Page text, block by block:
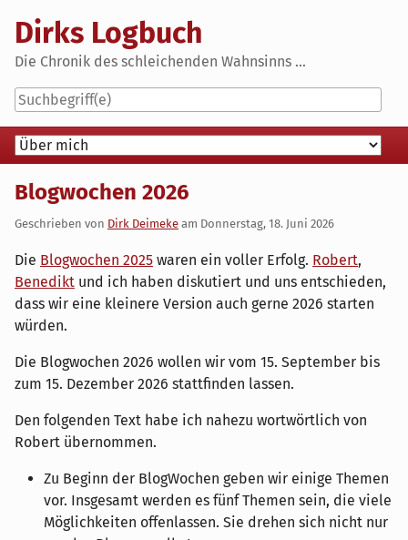
content
Dirks Logbuch
Die Chronik des schleichenden Wahnsinns ...
Navigation
Blogwochen 2026
Geschrieben von Dirk Deimeke am Donnerstag, 18. Juni 2026
Die Blogwochen 2025 waren ein voller Erfolg. Robert,
Benedikt und ich haben diskutiert und uns entschieden,
dass wir eine kleinere Version auch gerne 2026 starten
würden.
Die Blogwochen 2026 wollen wir vom 15. September bis
zum 15. Dezember 2026 stattfinden lassen.
Den folgenden Text habe ich nahezu wortwörtlich von
Robert übernommen.
Zu Beginn der BlogWochen geben wir einige Themen
vor. Insgesamt werden es fünf Themen sein, die viele
Möglichkeiten offenlassen. Sie drehen sich nicht nur